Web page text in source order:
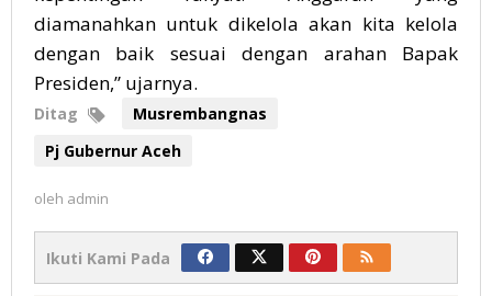
diamanahkan untuk dikelola akan kita kelola
dengan baik sesuai dengan arahan Bapak
Presiden,” ujarnya.
Ditag
Musrembangnas
Pj Gubernur Aceh
oleh admin
Ikuti Kami Pada